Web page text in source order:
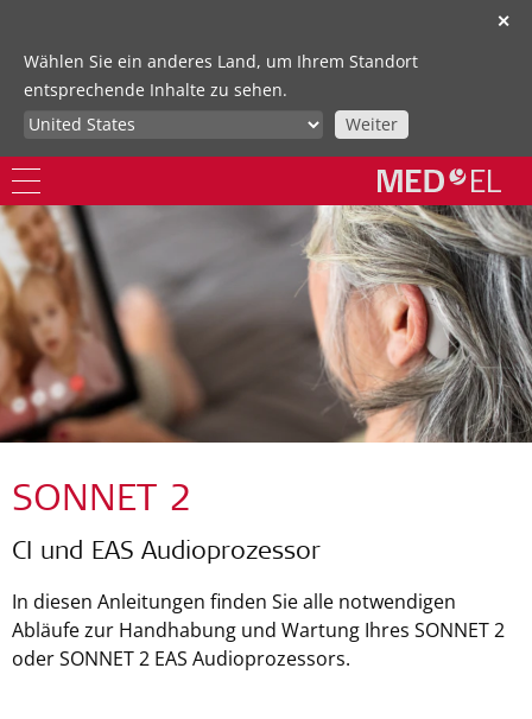
✕
Wählen Sie ein anderes Land, um Ihrem Standort
entsprechende Inhalte zu sehen.
Weiter
SONNET 2
CI und EAS Audioprozessor
In diesen Anleitungen finden Sie alle notwendigen
Abläufe zur Handhabung und Wartung Ihres SONNET 2
oder SONNET 2 EAS Audioprozessors.